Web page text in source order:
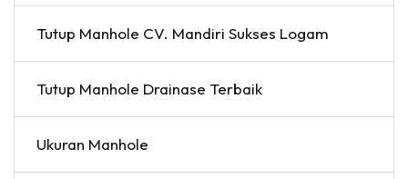
Tutup Manhole CV. Mandiri Sukses Logam
Tutup Manhole Drainase Terbaik
Ukuran Manhole